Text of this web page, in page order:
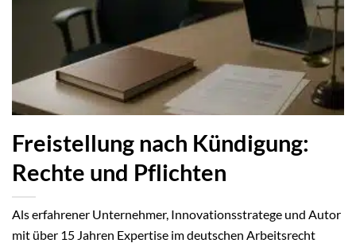
Freistellung nach Kündigung:
Rechte und Pflichten
Als erfahrener Unternehmer, Innovationsstratege und Autor
mit über 15 Jahren Expertise im deutschen Arbeitsrecht